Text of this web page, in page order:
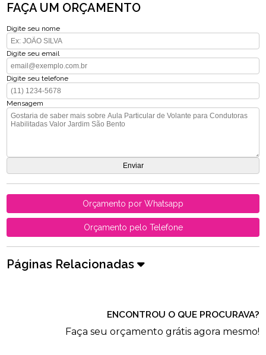
FAÇA UM ORÇAMENTO
Digite seu nome
Digite seu email
Digite seu telefone
Mensagem
Orçamento por Whatsapp
Orçamento pelo Telefone
Páginas Relacionadas
ENCONTROU O QUE PROCURAVA?
Faça seu orçamento grátis agora mesmo!